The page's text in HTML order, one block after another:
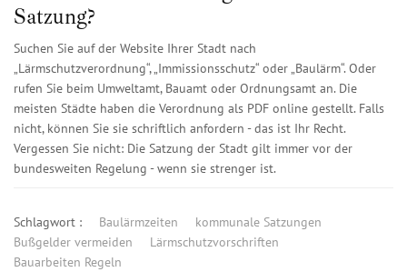
Satzung?
Suchen Sie auf der Website Ihrer Stadt nach
„Lärmschutzverordnung“, „Immissionsschutz“ oder „Baulärm“. Oder
rufen Sie beim Umweltamt, Bauamt oder Ordnungsamt an. Die
meisten Städte haben die Verordnung als PDF online gestellt. Falls
nicht, können Sie sie schriftlich anfordern - das ist Ihr Recht.
Vergessen Sie nicht: Die Satzung der Stadt gilt immer vor der
bundesweiten Regelung - wenn sie strenger ist.
Schlagwort : Baulärmzeiten
kommunale Satzungen
Bußgelder vermeiden
Lärmschutzvorschriften
Bauarbeiten Regeln